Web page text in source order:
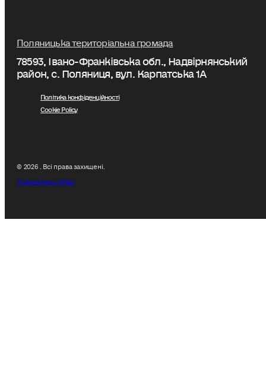
Поляницька територіальна громада
78593, Івано-Франківська обл., Надвірнянський
район, с. Поляниця, вул. Карпатська 1А
Політика конфіденційності
Cookie Policy
© 2026 . Всі права захищені.
Розроблено W&D